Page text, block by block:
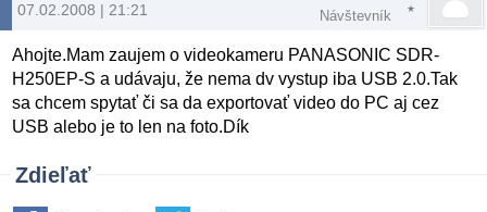
07.02.2008 | 21:21 Návštevník
Ahojte.Mam zaujem o videokameru PANASONIC SDR-
H250EP-S a udávaju, že nema dv vystup iba USB 2.0.Tak
sa chcem spytať či sa da exportovať video do PC aj cez
USB alebo je to len na foto.Dík
Zdieľať